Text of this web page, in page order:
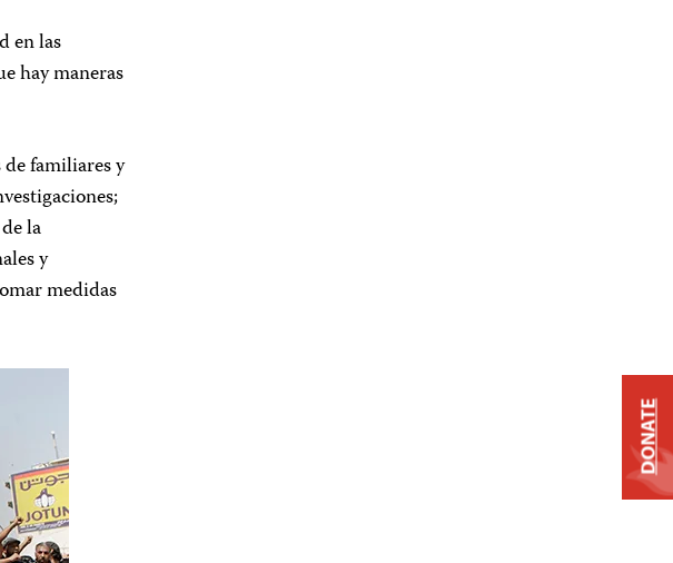
en las
hay maneras
familiares y
la
y
medidas
DONATE